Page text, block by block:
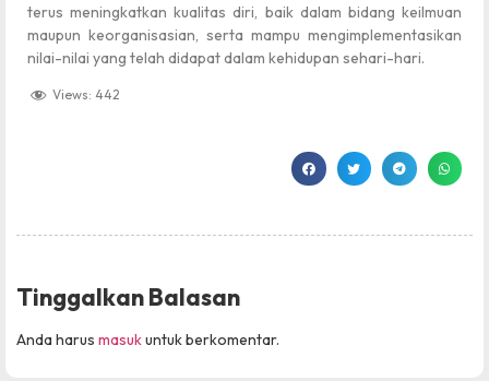
terus meningkatkan kualitas diri, baik dalam bidang keilmuan
maupun keorganisasian, serta mampu mengimplementasikan
nilai-nilai yang telah didapat dalam kehidupan sehari-hari.
Views: 442
Tinggalkan Balasan
Anda harus masukuntuk berkomentar.